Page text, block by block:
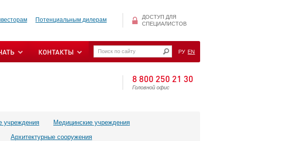
Потенциальным дилерам
ДОСТУП ДЛЯ
СПЕЦИАЛИСТОВ
КОНТАКТЫ РУ EN
8 800 250 21 30
Головной офис
учреждения
Медицинские учреждения
Архитектурные сооружения